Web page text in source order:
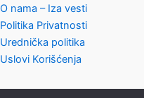
O nama – Iza vesti
Politika Privatnosti
Urednička politika
Uslovi Korišćenja